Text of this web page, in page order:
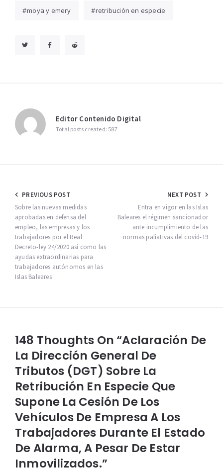
moya y emery retribución en especie
Editor Contenido Digital
Total posts created: 587
Navegación
de
entradas
PREVIOUS POST
Sobre las nuevas medidas
aprobadas en defensa del
empleo, las empresas y los
trabajadores por el Real
Decreto-ley 24/2020 así como las
ayudas extraordinarias para
trabajadores autónomos en las
Islas Baleares
NEXT POST
Entra en vigor en las Islas
Baleares el régimen sancionador
ante incumplimiento de las
normas paliativas del covid-19
148 Thoughts On “Aclaración De
La Dirección General De
Tributos (DGT) Sobre La
Retribución En Especie Que
Supone La Cesión De Los
Vehículos De Empresa A Los
Trabajadores Durante El Estado
De Alarma, A Pesar De Estar
Inmovilizados.”